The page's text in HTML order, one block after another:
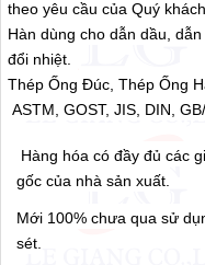
theo yêu cầu của Quý
Hàn dùng cho dẫn dầu,
đổi nhiệt.
Thép Ống Đúc, Thép Ống
ASTM, GOST, JIS, DIN, GB/
Hàng hóa có đầy đủ các
gốc của nhà sản xuất.
Mới 100% chưa qua sử
sét.